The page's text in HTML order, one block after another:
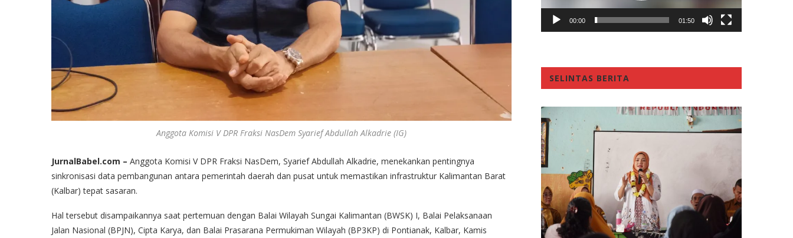
Anggota Komisi V DPR Fraksi NasDem Syarief Abdullah Alkadrie (IG)
JurnalBabel.com – Anggota Komisi V DPR Fraksi NasDem, Syarief Abdullah Alkadrie, menekankan pentingnya
sinkronisasi data pembangunan antara pemerintah daerah dan pusat untuk memastikan infrastruktur Kalimantan Barat
(Kalbar) tepat sasaran.
Hal tersebut disampaikannya saat pertemuan dengan Balai Wilayah Sungai Kalimantan (BWSK) I, Balai Pelaksanaan
Jalan Nasional (BPJN), Cipta Karya, dan Balai Prasarana Permukiman Wilayah (BP3KP) di Pontianak, Kalbar, Kamis
00:00 01:50
SELINTAS BERITA